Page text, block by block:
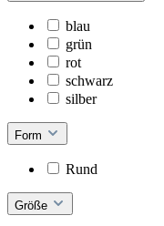
blau
grün
rot
schwarz
silber
Form
Rund
Größe